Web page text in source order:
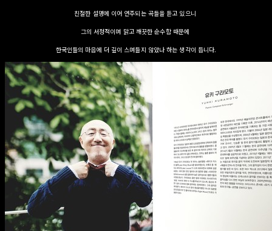
친절한 설명에 이어 연주되는 곡들을 듣고 있으니
그의 서정적이며 맑고 깨끗한 순수함 때문에
한국인들의 마음에 더 깊이 스며들지 않았나 하는 생각이 듭니다.